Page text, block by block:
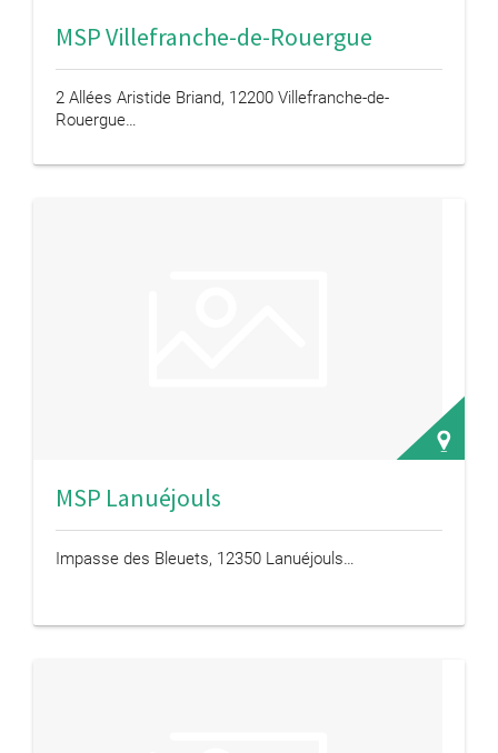
MSP Villefranche-de-Rouergue
2 Allées Aristide Briand, 12200 Villefranche-de-
Rouergue…
MSP Lanuéjouls
Impasse des Bleuets, 12350 Lanuéjouls…